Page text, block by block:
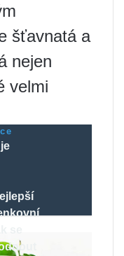
šťavnatá a
nejen
velmi